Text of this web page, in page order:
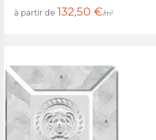
à partir de 132,50 €/m²